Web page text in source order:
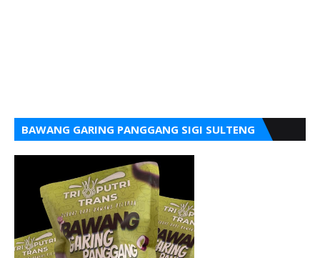
BAWANG GARING PANGGANG SIGI SULTENG